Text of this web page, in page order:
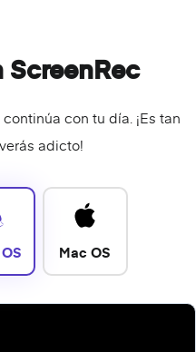
ScreenRec
con tu día. ¡Es tan
adicto!
Mac OS